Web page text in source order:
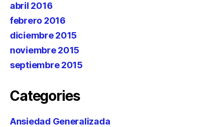
abril 2016
febrero 2016
diciembre 2015
noviembre 2015
septiembre 2015
Categories
Ansiedad Generalizada